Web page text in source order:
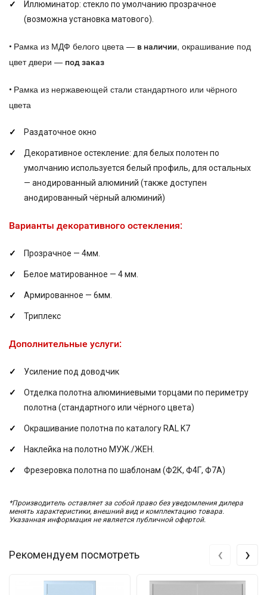
Иллюминатор: стекло по умолчанию прозрачное
(возможна установка матового).
• Рамка из МДФ белого цвета — в наличии, окрашивание под
цвет двери — под заказ
• Рамка из нержавеющей стали стандартного или чёрного
цвета
Раздаточное окно
Декоративное остекление: для белых полотен по
умолчанию используется белый профиль, для остальных
— анодированный алюминий (также доступен
анодированный чёрный алюминий)
Варианты декоративного остекления:
Прозрачное — 4мм.
Белое матированное — 4 мм.
Армированное — 6мм.
Триплекс
Дополнительные услуги:
Усиление под доводчик
Отделка полотна алюминиевыми торцами по периметру
полотна (стандартного или чёрного цвета)
Окрашивание полотна по каталогу RAL K7
Наклейка на полотно МУЖ./ЖЕН.
Фрезеровка полотна по шаблонам (Ф2К, Ф4Г, Ф7А)
*Производитель оставляет за собой право без уведомления дилера
менять характеристики, внешний вид и комплектацию товара.
Указанная информация не является публичной офертой.
Рекомендуем посмотреть ‹ ›